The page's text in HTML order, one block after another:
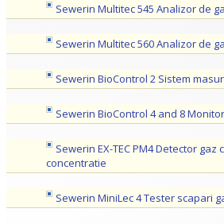
Sewerin Multitec 545 Analizor de
Sewerin Multitec 560 Analizor de
Sewerin BioControl 2 Sistem
Sewerin BioControl 4 and 8
Sewerin EX-TEC PM4 Detector
concentratie
Sewerin MiniLec 4 Tester scapari